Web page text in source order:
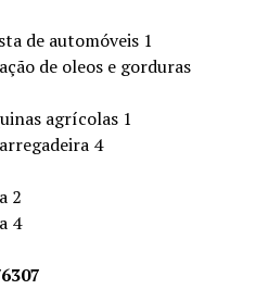
de automóveis 1
de oleos e gorduras
agrícolas 1
4
2
4